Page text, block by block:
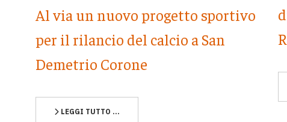
Al via un nuovo progetto sportivo
per il rilancio del calcio a San
Demetrio Corone
LEGGI TUTTO …